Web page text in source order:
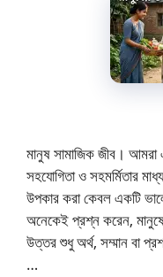
মানুষ সামাজিক জীব। আমরা
সহযোগিতা ও সহমর্মিতার
উপকার করা কেবল একটি
অনেকেই প্রশ্ন করেন,
উত্তর শুধু অর্থ, সম্মান বা
…